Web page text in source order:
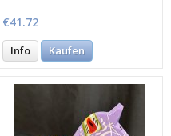
€41.72
Info Kaufen